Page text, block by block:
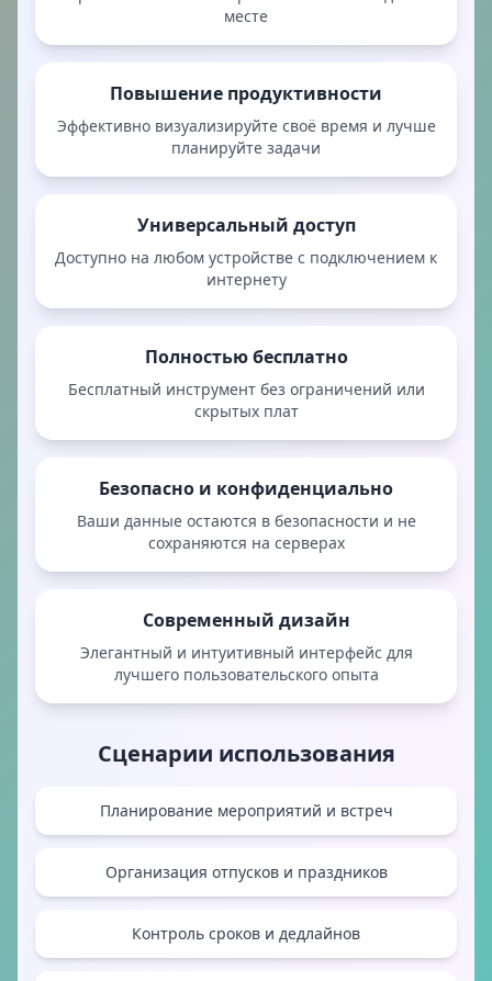
месте
Повышение продуктивности
Эффективно визуализируйте своё время и лучше
планируйте задачи
Универсальный доступ
Доступно на любом устройстве с подключением к
интернету
Полностью бесплатно
Бесплатный инструмент без ограничений или
скрытых плат
Безопасно и конфиденциально
Ваши данные остаются в безопасности и не
сохраняются на серверах
Современный дизайн
Элегантный и интуитивный интерфейс для
лучшего пользовательского опыта
Сценарии использования
Планирование мероприятий и встреч
Организация отпусков и праздников
Контроль сроков и дедлайнов